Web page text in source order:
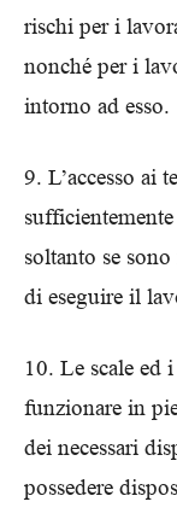
rischi per i
nonché per i
intorno ad esso.
9. L’accesso ai
soltanto se
di eseguire il
10. Le scale ed
funzionare in
dei necessari
possedere